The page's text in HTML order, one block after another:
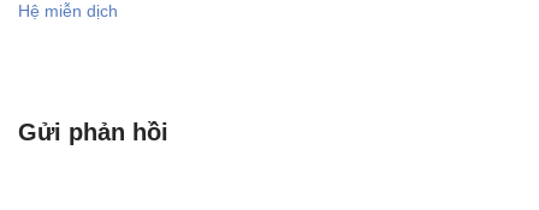
Hệ miễn dịch
Gửi phản hồi